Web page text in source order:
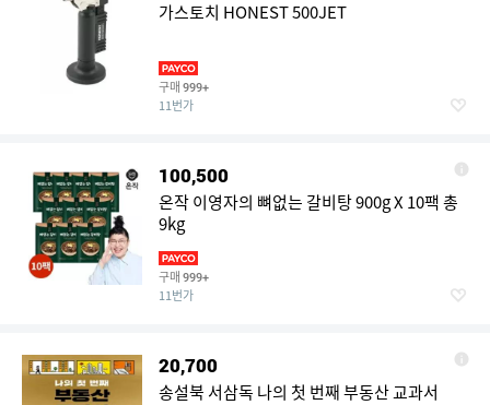
가스토치 HONEST 500JET
구매 999+
11번가
100,500
온작 이영자의 뼈없는 갈비탕 900g X 10팩 총
9kg
구매 999+
11번가
20,700
송설북 서삼독 나의 첫 번째 부동산 교과서